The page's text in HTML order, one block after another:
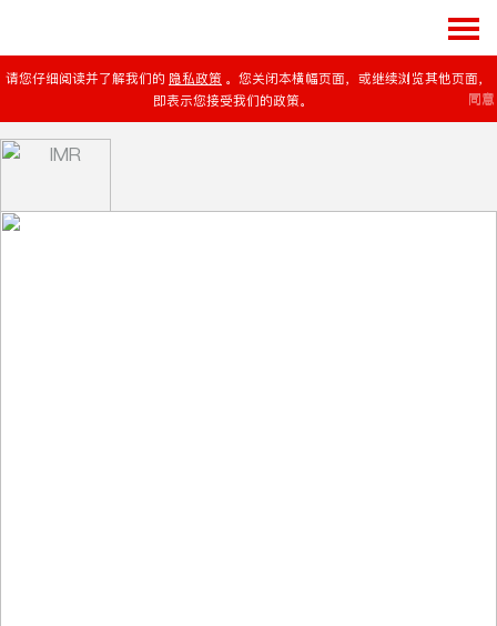
请您仔细阅读并了解我们的 隐私政策 。您关闭本横幅页面，或继续浏览其他页面，
即表示您接受我们的政策。
同意